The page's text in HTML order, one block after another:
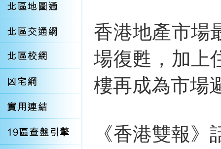
香港地產市場
場復甦，加上
樓再成為市場
《香港雙報